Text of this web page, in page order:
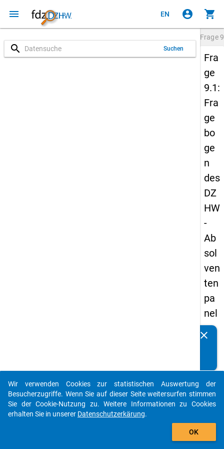
menu EN account_circle shopping_cart
search Suchen
Frage
Fra
ge
9.1:
Fra
ge
bo
ge
n
des
DZ
HW
-
Ab
sol
ven
ten
pa
nel
s
-
zw
eit
clear
auto_stories
add_shopping_cart
Wir verwenden Cookies zur statistischen Auswertung der
Besucherzugriffe. Wenn Sie auf dieser Seite weitersurfen stimmen
Sie der Cookie-Nutzung zu. Weitere Informationen zu Cookies
erhalten Sie in unserer Datenschutzerkärung.
OK